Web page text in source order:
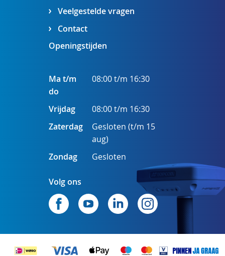
Veelgestelde vragen
Contact
Openingstijden
Ma t/m
do
08:00 t/m 16:30
Vrijdag
08:00 t/m 16:30
Zaterdag
Gesloten (t/m 15
aug)
Zondag
Gesloten
Volg ons